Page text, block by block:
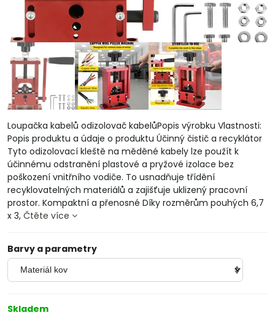
Loupačka kabelů odizolovač kabelůPopis výrobku Vlastnosti:
Popis produktu a údaje o produktu Účinný čistič a recyklátor
Tyto odizolovací kleště na měděné kabely lze použít k
účinnému odstranění plastové a pryžové izolace bez
poškození vnitřního vodiče. To usnadňuje třídění
recyklovatelných materiálů a zajišťuje uklizený pracovní
prostor. Kompaktní a přenosné Díky rozměrům pouhých 6,7
x 3, Čtěte více
Barvy a parametry
Skladem